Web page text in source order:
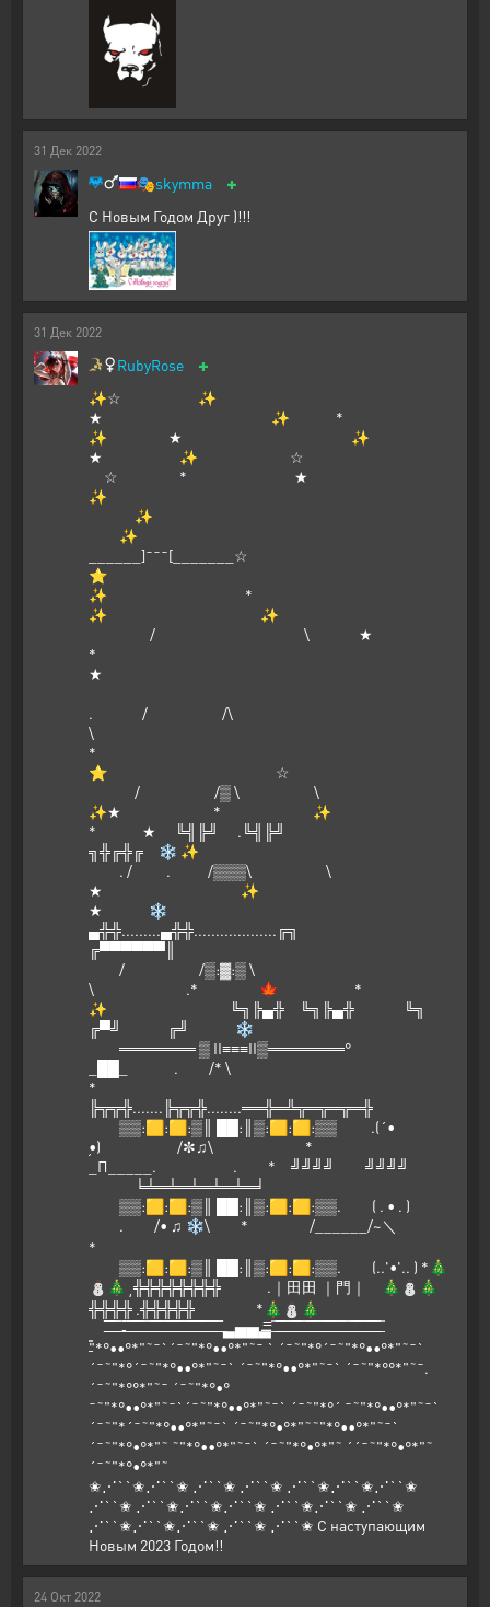
31 Дек 2022
🎭skymma +
С Новым Годом Друг )!!!
31 Дек 2022
RubyRose +
✨☆ ✨
★ ✨ *
✨ ★ ✨
★ ✨ ☆
☆ * ★
✨
✨
✨
______]¯¯¯[_______☆
⭐
✨ *
✨ ✨
/ \ ★
*
★
. / /\
\
*
⭐ ☆
/ /▒ \ \
✨★ * ✨
* ★ ╚╣╠╝ .╚╣╠╝
╗╬╔╬╔ ❄ ✨
. / . /▒▒▒\ \
★ ✨
★ ❄
▄╬╬.........▄╬╬...................╔╗
╔▀▀▀▀▀▀║
/ /▒:▓:▒ \
\ .* 🍁 *
✨ ╚╗╠▄╬ ╚╗╠▄╬ ╚╗
╔▀╝ ╔╝ ❄
═══════ ▒ II≡≡≡II▒═══════°
_██_ . /* \
*
╠╦╦╬.......╠╦╦╬........══╬═╩╦═╦═╦═╬
▒▒:🟨:🟨:▒║ ██:║▒:🟨:🟨:▒▒ .(´•
̮•) /✼♫\ *
_Π_____. . * ╝╝╝╝ ╝╝╝╝
╘╧═╧═╧═╧═╧═╛
▒▒:🟨:🟨:▒║ ██:║▒:🟨:🟨:▒▒. ( . • . )
. /• ♫ ❄\ * /______/~＼
*
▒▒:🟨:🟨:▒║ ██:║▒:🟨:🟨:▒▒. (..'•'.. ) *🎄
⛄🎄˛╬╬╬╬╬╬╬╬ .｜田田 ｜門｜ 🎄⛄🎄
╬╬╬╬ .╬╬╬╬╬ *🎄⛄🎄
̶̶̶̶̿̿̿̿ ̶̶̿̿ ̶̿ ̶̿-̶̶̿̿ ̶̿ ̶̶̶̶̿̿̿̿ ̶̶̿̿ ̶̿ ̶̿ ̶̶̿̿ ̶̶̶̿̿̿ ̶̿ ̶̶̿̿ ̶̶̿̿ ̶̶̶̿̿̿ ̶̿ ̶̶̿̿ ̶̿ ̶̶̶̶̿̿̿̿ ̶̶̿̿ ̶̶̶̶̿̿̿̿ ̶̿ ̶̶̿̿ ̶̿ ̶̶̿̿ ̶▃▅▅▃̶̶̿̿ ̶̿ ̶̶̶̶̿̿̿̿ ̶̶̿̿ ̶̿ ̶̶̿̿ ̶̶̶̿̿̿ ̶̿ ̶̿ ̶̶̿̿ ̶̶̶̿̿̿ ̶̿ ̶̶̿̿ ̶̶̿̿ ̶̶̶̿̿̿ ̶̿ ̶̶̿̿ ̶̿ ̶̿ ̶̶̿̿ ̶̶̶̿̿̿ ̶̿ ̶̶̿̿ ̶̶̶̶̿̿̿̿ ̶̶̿̿ ̶̿
̶̿"*°••°*"˜¯`´¯˜"*°••°*"˜¯ ` ´¯˜"*°´¯˜"*°••°*"˜¯`
´¯˜"*°´¯˜"*°••°*"˜¯` ´¯˜"*°••°*"˜¯` ´¯˜"*°°*"˜¯.
´¯˜"*°°*"˜¯ ´¯˜"*°•°
¯˜"*°••°*"˜¯`´¯˜"*°••°*"˜¯` ´¯˜"*°´ ¯˜"*°••°*"˜¯`
´¯˜"*´¯˜"*°••°*"˜¯` ´¯˜"*°•°*"˜˜"*°••°*"˜¯`
´¯˜"*°•°*"˜ ˜"*°••°*"˜¯` ´¯˜"*°•°*"˜ ´´¯˜"*°•°*"˜
´¯˜"*°•°*"˜
✬⋰``✬⋰``✬ ⋰``✬ ⋰``✬ ⋰``✬⋰``✬⋰``✬
⋰``✬ ⋰``✬⋰``✬⋰``✬ ⋰``✬⋰``✬ ⋰``✬
⋰``✬⋰``✬⋰``✬ ⋰``✬ ⋰``✬ С наступающим
Новым 2023 Годом!!
24 Окт 2022